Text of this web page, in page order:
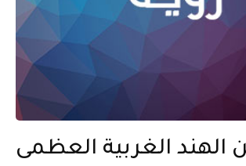
الهند الغربية العظمى